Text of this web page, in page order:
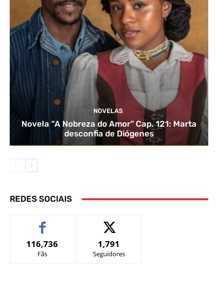
NOVELAS
Novela “A Nobreza do Amor” Cap. 121: Marta
desconfia de Diógenes
REDES SOCIAIS
116,736
Fãs
1,791
Seguidores